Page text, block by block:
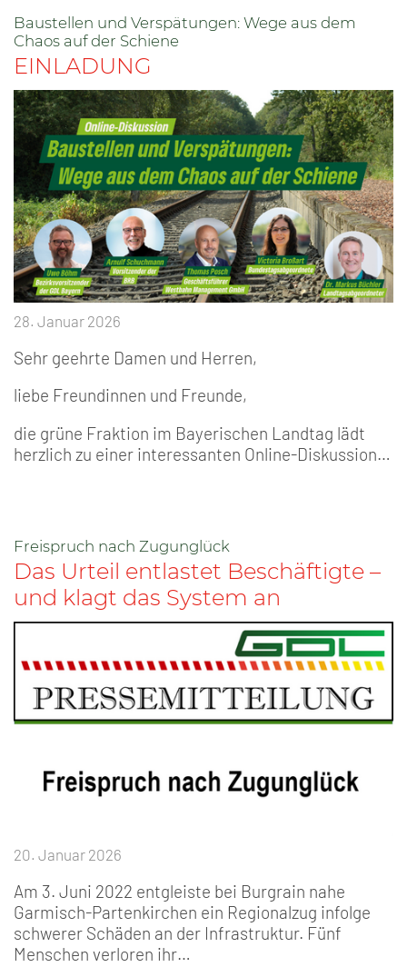
Baustellen und Verspätungen: Wege aus dem
Chaos auf der Schiene
EINLADUNG
28. Januar 2026
Sehr geehrte Damen und Herren,
liebe Freundinnen und Freunde,
die grüne Fraktion im Bayerischen Landtag lädt
herzlich zu einer interessanten Online-Diskussion…
Freispruch nach Zugunglück
Das Urteil entlastet Beschäftigte –
und klagt das System an
20. Januar 2026
Am 3. Juni 2022 entgleiste bei Burgrain nahe
Garmisch-Partenkirchen ein Regionalzug infolge
schwerer Schäden an der Infrastruktur. Fünf
Menschen verloren ihr…